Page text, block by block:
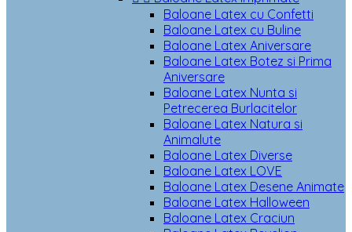
Baloane Latex cu Confetti
Baloane Latex cu Buline
Baloane Latex Aniversare
Baloane Latex Botez si Prima
Aniversare
Baloane Latex Nunta si
Petrecerea Burlacitelor
Baloane Latex Natura si
Animalute
Baloane Latex Diverse
Baloane Latex LOVE
Baloane Latex Desene Animate
Baloane Latex Halloween
Baloane Latex Craciun